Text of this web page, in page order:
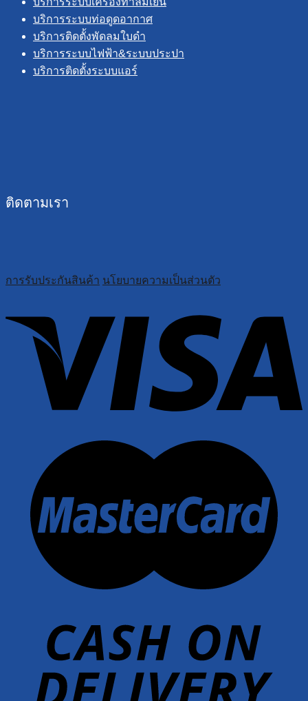
บริการระบบท่อดูดอากาศ
บริการติดตั้งพัดลมใบดำ
บริการระบบไฟฟ้า&ระบบประปา
บริการติดตั้งระบบแอร์
ติดตามเรา
การรับประกันสินค้า นโยบายความเป็นส่วนตัว